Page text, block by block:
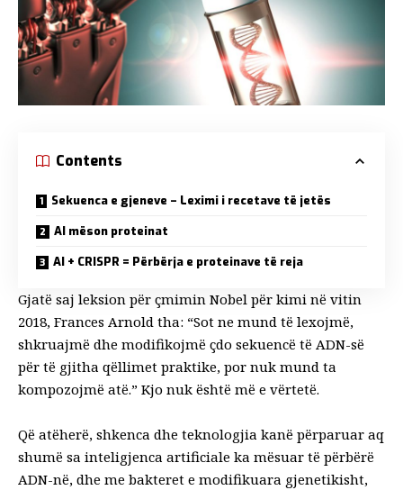
Contents
Sekuenca e gjeneve – Leximi i recetave të jetës
AI mëson proteinat
AI + CRISPR = Përbërja e proteinave të reja
Gjatë saj leksion për çmimin Nobel për kimi në vitin
2018, Frances Arnold tha: “Sot ne mund të lexojmë,
shkruajmë dhe modifikojmë çdo sekuencë të ADN-së
për të gjitha qëllimet praktike, por nuk mund ta
kompozojmë atë.” Kjo nuk është më e vërtetë.
Që atëherë, shkenca dhe teknologjia kanë përparuar aq
shumë sa inteligjenca artificiale ka mësuar të përbërë
ADN-në, dhe me bakteret e modifikuara gjenetikisht,